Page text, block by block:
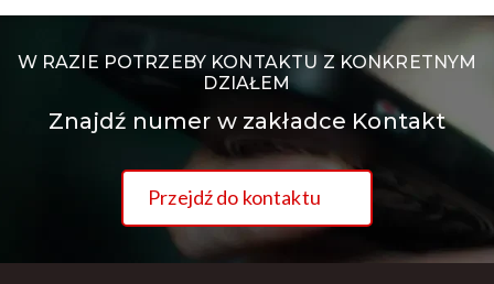
W RAZIE POTRZEBY KONTAKTU Z KONKRETNYM
DZIAŁEM
Znajdź numer w zakładce Kontakt
Przejdź do kontaktu